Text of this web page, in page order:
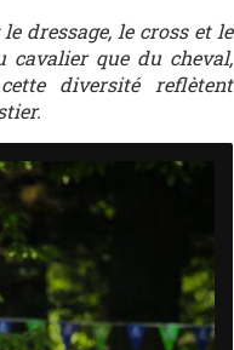
dressage, le cross et le
cavalier que du cheval,
diversité reflètent